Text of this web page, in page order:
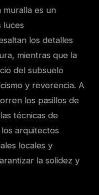
es un
luces
los detalles
mientras que la
del subsuelo
y reverencia. A
los pasillos de
técnicas de
arquitectos
locales y
la solidez y